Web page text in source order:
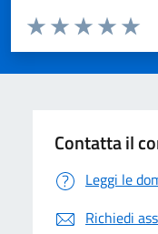
Domanda
Valuta da 1 a 5 stelle la
Valuta 4
Valuta 3
Valuta 2 stelle
Valuta 1 stelle su 5
Contatta il
Leggi le
Richiedi